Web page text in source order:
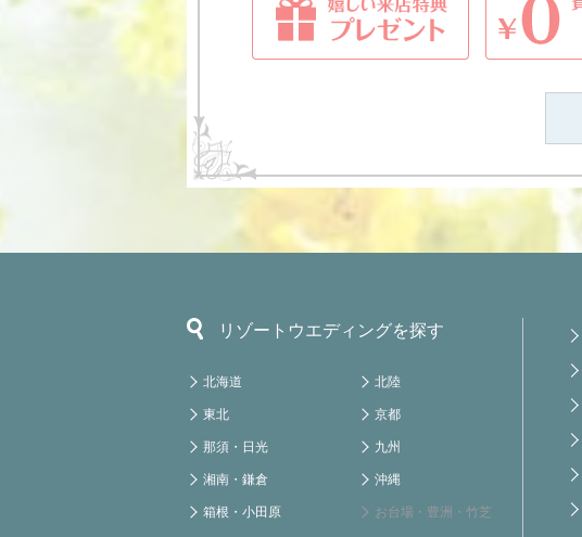
リゾートウエディングを探す
北海道
東北
那須・日光
湘南・鎌倉
箱根・小田原
北陸
京都
九州
沖縄
お台場・豊洲・竹芝